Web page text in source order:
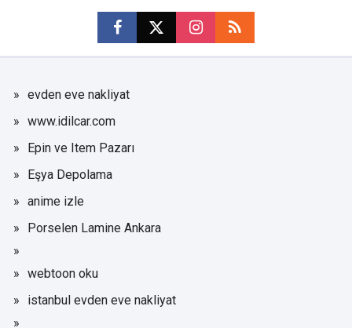
evden eve nakliyat
www.idilcar.com
Epin ve Item Pazarı
Eşya Depolama
anime izle
Porselen Lamine Ankara
webtoon oku
istanbul evden eve nakliyat